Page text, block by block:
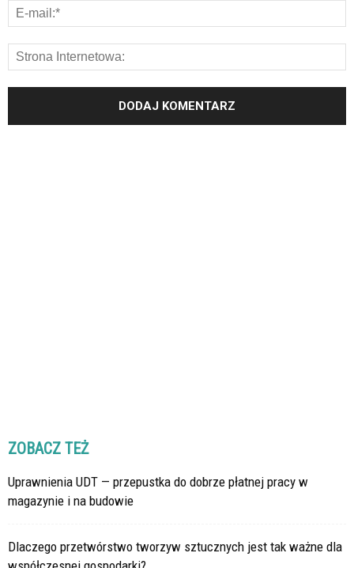
ZOBACZ TEŻ
Uprawnienia UDT — przepustka do dobrze płatnej pracy w
magazynie i na budowie
Dlaczego przetwórstwo tworzyw sztucznych jest tak ważne dla